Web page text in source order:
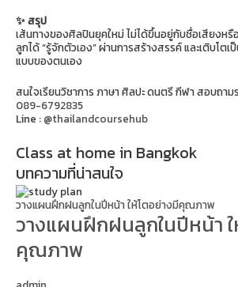
✨ สรุป
เส้นทางของศิลปินยุคใหม่ ไม่ได้ขึ้นอยู่กับชื่อเสียงห
ลูกได้ “รู้จักตัวเอง” ผ่านการสร้างสรรค์ และเติบโต
แบบของตนเอง
สนใจเรียนวิชาการ ภาษา ศิลปะ ดนตรี กีฬา สอบถาม
089-6792835
Line : @thailandcoursehub
Class at home in Bangkok
บทความที่น่าสนใจ
วางแผนฝึกฝนลูกในปีหน้า ให้โตอย่างมีคุณภาพ
วางแผนฝึกฝนลูกในปีหน้า
คุณภาพ